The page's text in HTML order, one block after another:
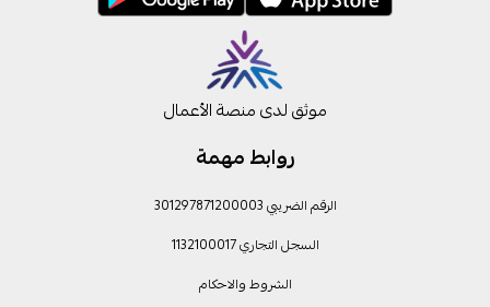
روابط مهمة
الرقم الضريبي 301297871200003
السجل التجاري 1132100017
الشروط والاحكام
موثق لدى منصة الأعمال